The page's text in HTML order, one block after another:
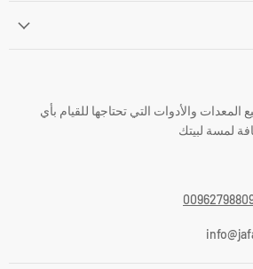
والأدوات التي تحتاجها للقيام بأي
لمسة لبيتك